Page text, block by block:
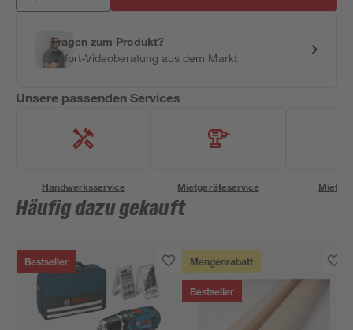
Fragen zum Produkt?
Sofort-Videoberatung aus dem Markt
Unsere passenden Services
Handwerksservice Mietgeräteservice
Häufig dazu gekauft
Bestseller Mengenrabatt
Bestseller